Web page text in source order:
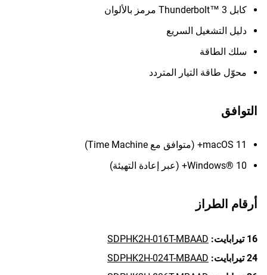
كابل Thunderbolt™ 3 مرمز بالألوان
دليل التشغيل السريع
سلك الطاقة
محوّل طاقة التيار المتردد
التوافق
macOS 11+ (متوافق مع Time Machine)
Windows® 10+ (عبر إعادة التهيئة)
أرقام الطراز
16 تيرابايت:
SDPHK2H-016T-MBAAD
24 تيرابايت:
SDPHK2H-024T-MBAAD